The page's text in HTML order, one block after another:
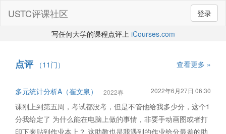
登录
USTC评课社区
写任何大学的课程点评上 iCourses.com
点评（11门） 查看更多 »
多元统计分析A（崔文泉） 2022春 2022年6月27日 06:30
课刚上到第五周，考试都没考，但是不管他给我多少分，这个1
分我给定了 为什么能在电脑上做的事情，非要手动画图或者打
印下来贴到作业本上？ 这助教也是我遇到的作业给分最差的助